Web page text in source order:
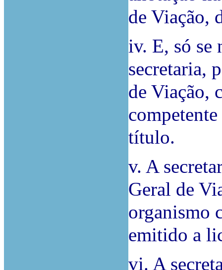
de Viação,
iv. E, só se
secretaria,
de Viação,
título.
v. A
Geral de
organismo
emitido a
vi. A